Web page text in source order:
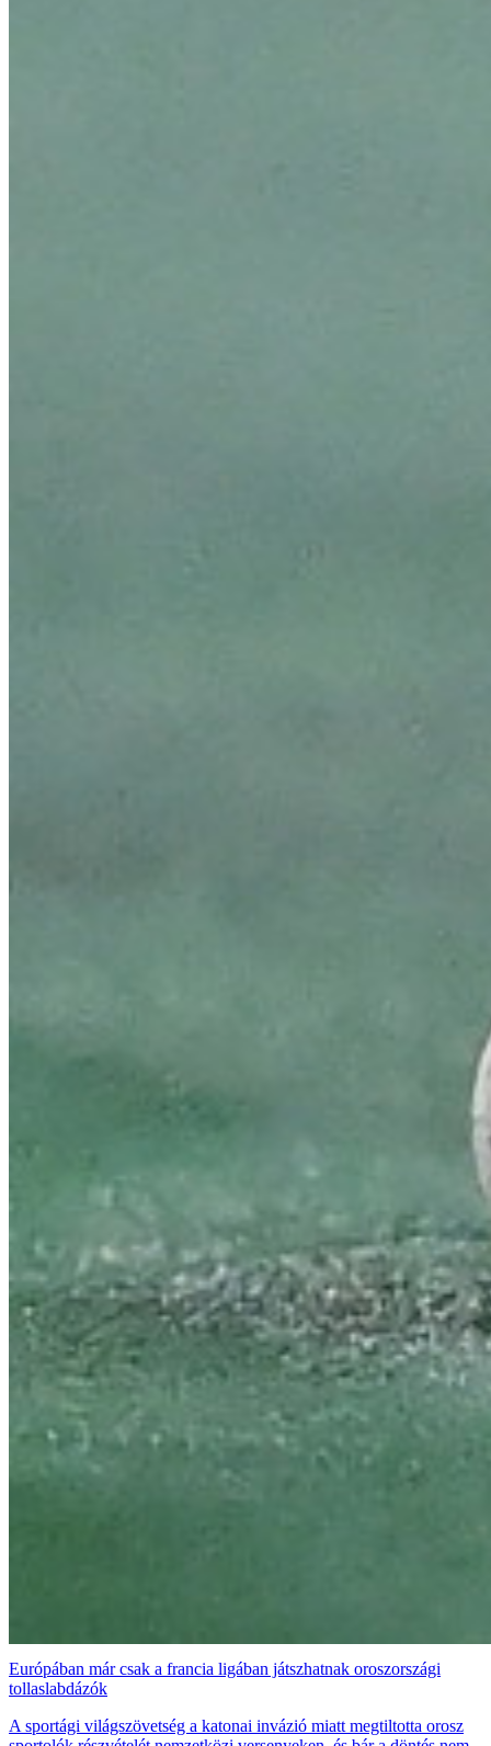
Európában már csak a francia ligában játszhatnak oroszországi
tollaslabdázók
A sportági világszövetség a katonai invázió miatt megtiltotta orosz